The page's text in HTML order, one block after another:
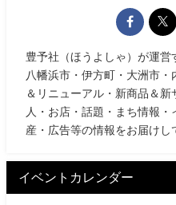
豊予社（ほうよしゃ）が運営
八幡浜市・伊方町・大洲市
＆リニューアル・新商品＆新
人・お店・話題・まち情報
産・広告等の情報をお届けし
イベントカレンダー